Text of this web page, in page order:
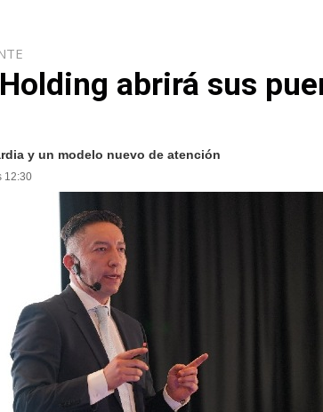
abrirá sus
y un modelo nuevo de atención
12:30